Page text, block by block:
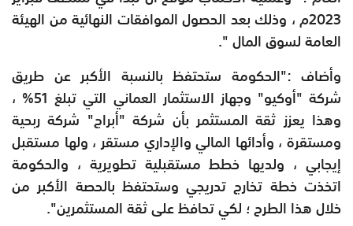
2023م ، وذلك بعد الحصول الموافقات النهائية من الهيئة
العامة لسوق المال ".
وأضاف :"الحكومة ستحتفظ بالنسبة الأكبر عن طريق
شركة "أوكيو" وجهاز الاستثمار العماني التي تبلغ 51% ،
وهذا يعزز ثقة المستثمر بأن شركة "أبراج" شركة ربحية
ومستقرة ، وأدائها المالي والإداري مستقر ، ولها مستقبل
إيجابي ، ولديها خطط مستقبلية تطويرية ، والحكومة
اتخذت خطة تخارج تدريجي وستحتفظ بالحصة الأكبر من
خلال هذا الطرح ؛ لكي تحافظ على ثقة المستثمرين".